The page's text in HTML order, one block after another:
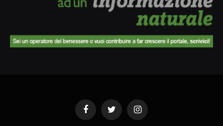
FacebookTwitter Instagram